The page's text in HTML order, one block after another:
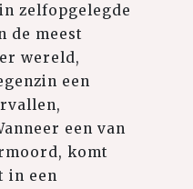
zelfopgelegde
de meest
wereld,
een
een van
komt
in een